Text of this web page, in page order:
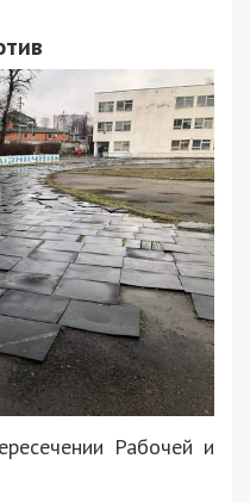
Рабочей и